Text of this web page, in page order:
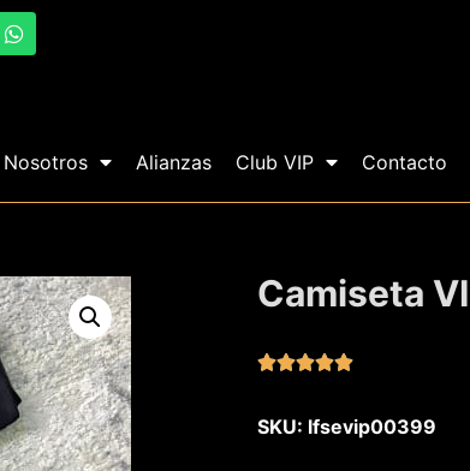
Nosotros Alianzas Club VIP Contacto
Camiseta

SKU: lfsevip00399